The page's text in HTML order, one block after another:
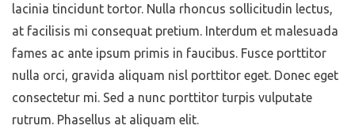
lacinia tincidunt tortor. Nulla rhoncus sollicitudin lectus,
at facilisis mi consequat pretium. Interdum et malesuada
fames ac ante ipsum primis in faucibus. Fusce porttitor
nulla orci, gravida aliquam nisl porttitor eget. Donec eget
consectetur mi. Sed a nunc porttitor turpis vulputate
rutrum. Phasellus at aliquam elit.